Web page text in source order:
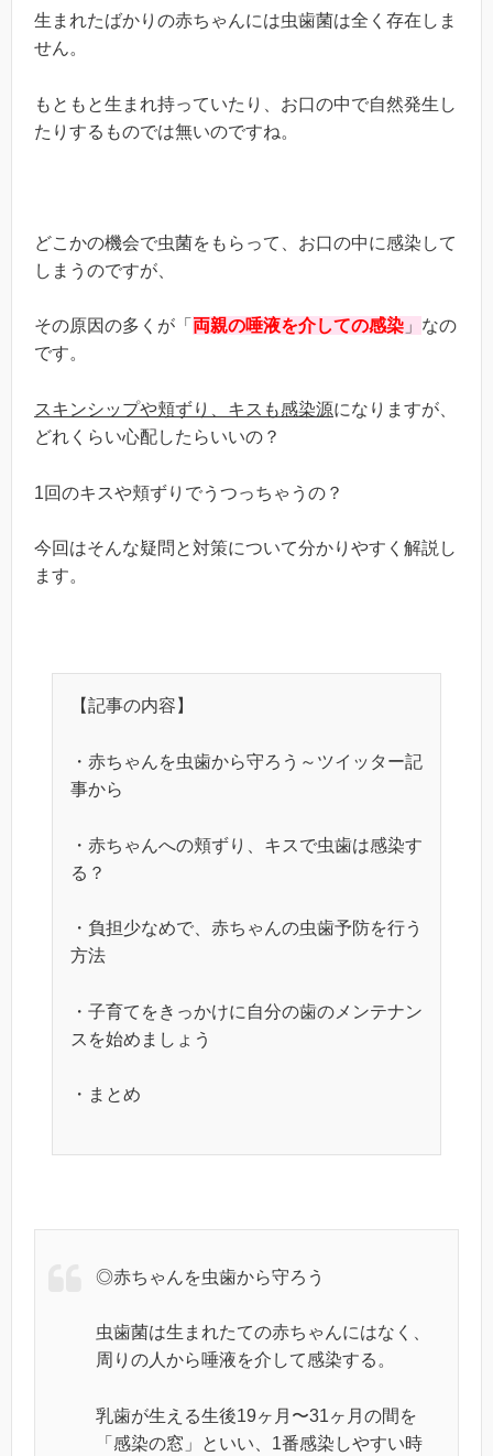
生まれたばかりの赤ちゃんには虫歯菌は全く存在しま
せん。
もともと生まれ持っていたり、お口の中で自然発生し
たりするものでは無いのですね。
どこかの機会で虫菌をもらって、お口の中に感染して
しまうのですが、
その原因の多くが「 両親の唾液を介しての感染 」 なの
です。
スキンシップや頬ずり、キスも感染源になりますが、
どれくらい心配したらいいの？
1回のキスや頬ずりでうつっちゃうの？
今回はそんな疑問と対策について分かりやすく解説し
ます。
【記事の内容】
・赤ちゃんを虫歯から守ろう～ツイッター記
事から
・赤ちゃんへの頬ずり、キスで虫歯は感染す
る？
・負担少なめで、赤ちゃんの虫歯予防を行う
方法
・子育てをきっかけに自分の歯のメンテナン
スを始めましょう
・まとめ
◎赤ちゃんを虫歯から守ろう
虫歯菌は生まれたての赤ちゃんにはなく、
周りの人から唾液を介して感染する。
乳歯が生える生後19ヶ月〜31ヶ月の間を
「感染の窓」といい、1番感染しやすい時